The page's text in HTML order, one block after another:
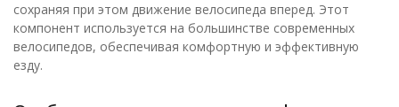
сохраняя при этом движение велосипеда вперед. Этот
компонент используется на большинстве современных
велосипедов, обеспечивая комфортную и эффективную
езду.